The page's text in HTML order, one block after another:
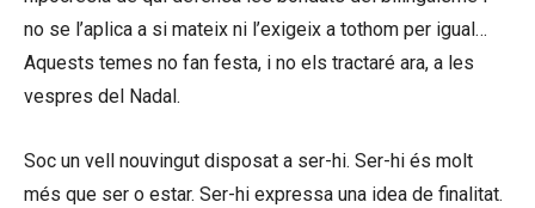
no se l’aplica a si mateix ni l’exigeix a tothom per igual…
Aquests temes no fan festa, i no els tractaré ara, a les
vespres del Nadal.
Soc un vell nouvingut disposat a ser-hi. Ser-hi és molt
més que ser o estar. Ser-hi expressa una idea de finalitat.